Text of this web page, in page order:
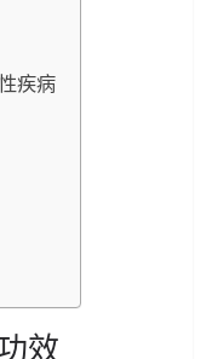
疾病
效